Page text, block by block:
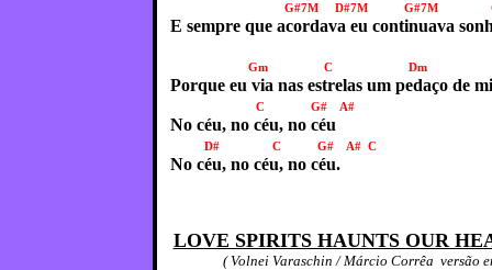
G#7M D#7M G#7M
E sempre que acordava eu continuava
Gm C Dm
Porque eu via nas estrelas um pedaço de
C G# A#
No céu, no céu, no céu
D# C G# A# C
No céu, no céu, no céu.
LOVE SPIRITS HAUNTS OUR
( Volnei Varaschin / Márcio Corrêa versão em